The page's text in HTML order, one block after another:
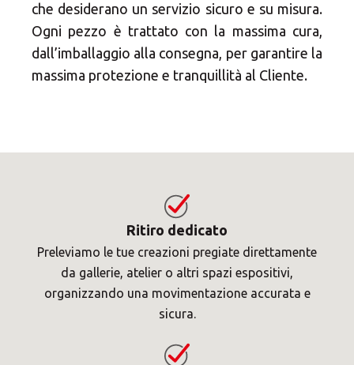
che desiderano un servizio sicuro e su misura.
Ogni pezzo è trattato con la massima cura,
dall’imballaggio alla consegna, per garantire la
massima protezione e tranquillità al Cliente.
Ritiro dedicato
Preleviamo le tue creazioni pregiate direttamente
da gallerie, atelier o altri spazi espositivi,
organizzando una movimentazione accurata e
sicura.